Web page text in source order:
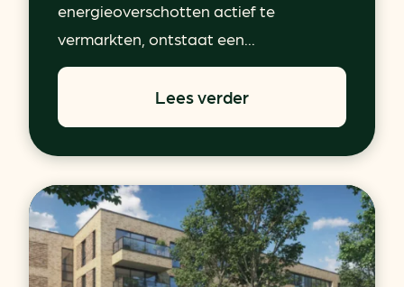
energieoverschotten actief te
vermarkten, ontstaat een...
Lees verder